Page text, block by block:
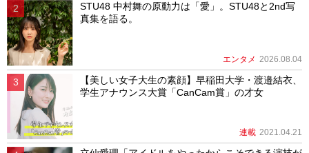
STU48 中村舞の原動力は「愛」。STU48と2nd写
真集を語る。
エンタメ 2026.08.04
【美しい女子大生の素顔】早稲田大学・渡邉結衣、
学生アナウンス大賞「CanCam賞」の才女
連載 2021.04.21